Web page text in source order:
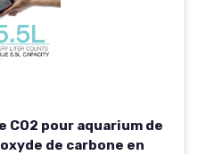
CO2 pour aquarium de
de carbone en